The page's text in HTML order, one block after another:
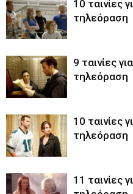
10 ταινίες
τηλεόραση
9 ταινίες
τηλεόραση
10 ταινίες
τηλεόραση
11 ταινίες